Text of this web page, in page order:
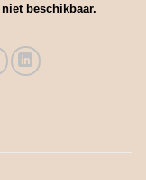
beschikbaar.